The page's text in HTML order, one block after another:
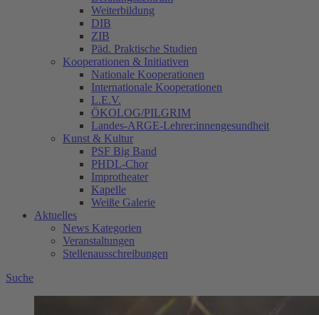
Weiterbildung
DIB
ZIB
Päd. Praktische Studien
Kooperationen & Initiativen
Nationale Kooperationen
Internationale Kooperationen
L.E.V.
ÖKOLOG/PILGRIM
Landes-ARGE-Lehrer:innengesundheit
Kunst & Kultur
PSF Big Band
PHDL-Chor
Improtheater
Kapelle
Weiße Galerie
Aktuelles
News Kategorien
Veranstaltungen
Stellenausschreibungen
Suche